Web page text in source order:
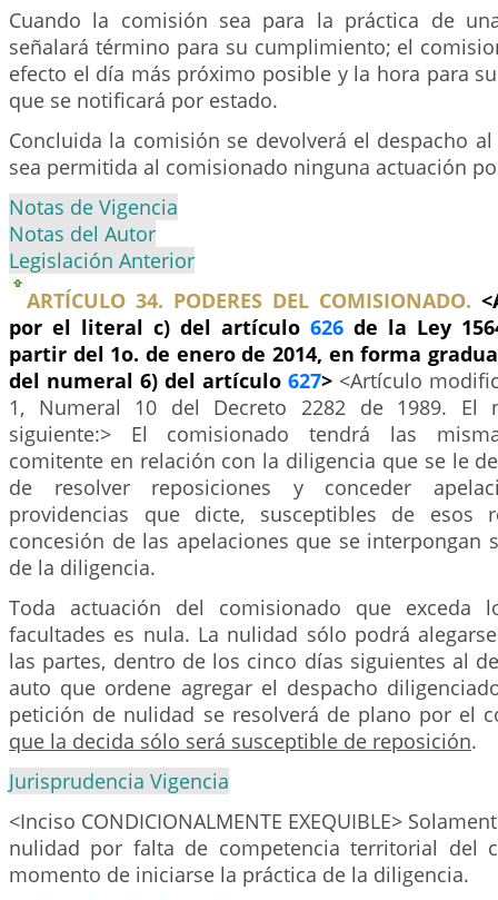
Cuando la comisión sea para la práctica de
señalará término para su cumplimiento; el
efecto el día más próximo posible y la hora para
que se notificará por estado.
Concluida la comisión se devolverá el despacho
sea permitida al comisionado ninguna actuación
Notas de Vigencia
Notas del Autor
Legislación Anterior
ARTÍCULO 34. PODERES DEL COMISIONADO.
por el literal c) del artículo 626 de la Ley
partir del 1o. de enero de 2014, en forma
del numeral 6) del artículo 627> <Artículo
1, Numeral 10 del Decreto 2282 de 1989. El
siguiente:> El comisionado tendrá las
comitente en relación con la diligencia que se le
de resolver reposiciones y conceder
providencias que dicte, susceptibles de esos
concesión de las apelaciones que se interpongan
de la diligencia.
Toda actuación del comisionado que exceda
facultades es nula. La nulidad sólo podrá
las partes, dentro de los cinco días siguientes al
auto que ordene agregar el despacho
petición de nulidad se resolverá de plano por el
que la decida sólo será susceptible de reposición.
Jurisprudencia Vigencia
<Inciso CONDICIONALMENTE EXEQUIBLE>
nulidad por falta de competencia territorial del
momento de iniciarse la práctica de la diligencia.